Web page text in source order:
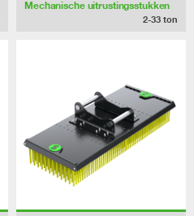
Mechanische uitrustingsstukken
2-33 ton